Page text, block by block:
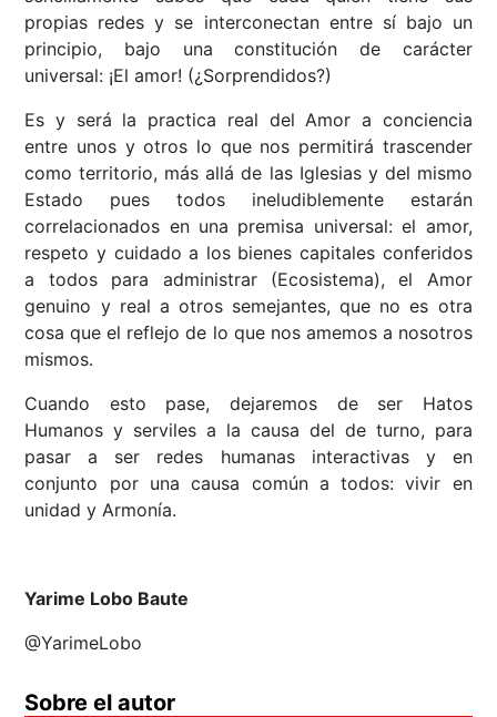
propias redes y se interconectan entre sí bajo un
principio, bajo una constitución de carácter
universal: ¡El amor! (¿Sorprendidos?)
Es y será la practica real del Amor a conciencia
entre unos y otros lo que nos permitirá trascender
como territorio, más allá de las Iglesias y del mismo
Estado pues todos ineludiblemente estarán
correlacionados en una premisa universal: el amor,
respeto y cuidado a los bienes capitales conferidos
a todos para administrar (Ecosistema), el Amor
genuino y real a otros semejantes, que no es otra
cosa que el reflejo de lo que nos amemos a nosotros
mismos.
Cuando esto pase, dejaremos de ser Hatos
Humanos y serviles a la causa del de turno, para
pasar a ser redes humanas interactivas y en
conjunto por una causa común a todos: vivir en
unidad y Armonía.
Yarime Lobo Baute
@YarimeLobo
Sobre el autor